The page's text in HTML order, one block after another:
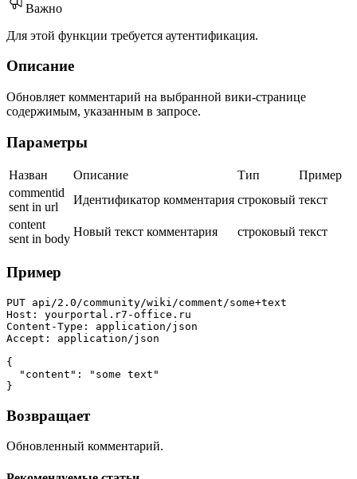
Важно
Для этой функции требуется аутентификация.
Описание
Обновляет комментарий на выбранной вики-странице
содержимым, указанным в запросе.
Параметры
Назван Описание Тип
Пример
commentid
sent in url
Идентификатор комментария строковый текст
content
sent in body
Новый текст комментария строковый текст
Пример
PUT api/2.0/community/wiki/comment/some+text
Host: yourportal.r7-office.ru
Content-Type: application/json
Accept: application/json
{
  "content": "some text"
}
Возвращает
Обновленный комментарий.